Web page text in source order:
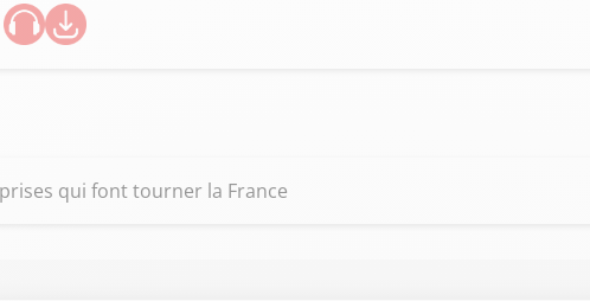
qui font tourner la France